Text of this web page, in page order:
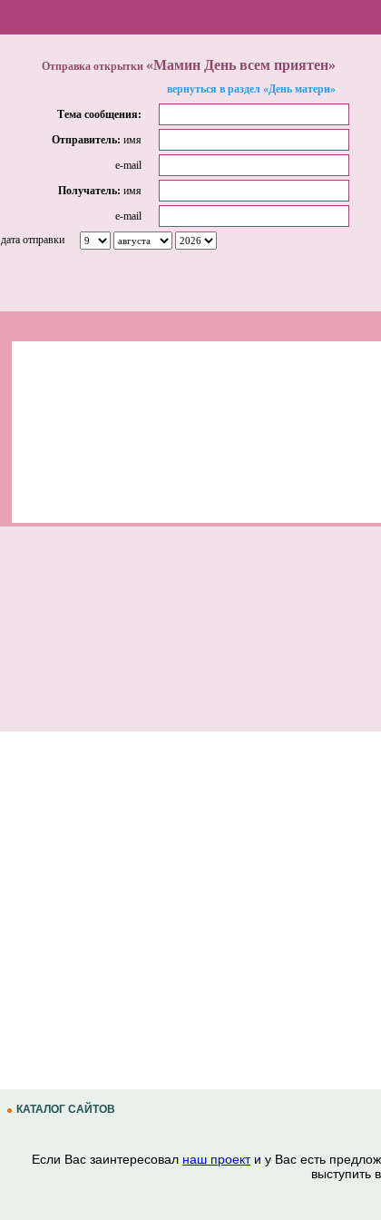
Отправка открытки «Мамин День всем приятен»
вернуться в раздел «День матери»
Тема сообщения:
Отправитель: имя
e-mail
Получатель: имя
e-mail
дата отправки
КАТАЛОГ САЙТОВ
Если Вас заинтересовал наш проекти у Вас есть
выступить